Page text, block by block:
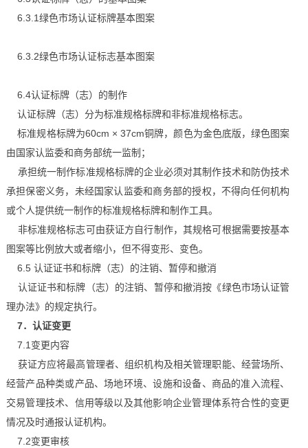
6.3.1绿色市场认证标牌基本图案
6.3.2绿色市场认证标志基本图案
6.4认证标牌（志）的制作
认证标牌（志）分为标准规格标牌和非标准规格标志。
标准规格标牌为60cm × 37cm铜牌，颜色为金色底版，绿色图案
由国家认监委和商务部统一监制；
承担统一制作标准规格标牌的企业必须对其制作技术和防伪技术
承担保密义务，未经国家认监委和商务部的授权，不得向任何机构
或个人提供统一制作的标准规格标牌和制作工具。
非标准规格标志可由获证方自行制作，其规格可根据需要按基本
图案等比例放大或者缩小，但不得变形、变色。
6.5 认证证书和标牌（志）的注销、暂停和撤消
认证证书和标牌（志）的注销、暂停和撤消按《绿色市场认证管
理办法》的规定执行。
7．认证变更
7.1变更内容
获证方应将最高管理者、组织机构及相关管理职能、经营场所、
经营产品种类或产品、场地环境、设施和设备、商品的准入流程、
交易管理技术、信用等级以及其他影响企业管理体系符合性的变更
情况及时通报认证机构。
7.2变更审核